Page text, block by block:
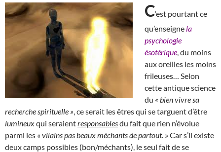
C‘est pourtant ce
qu’enseigne la
psychologie
ésotérique , du moins
aux oreilles les moins
frileuses… Selon
cette antique science
du « bien vivre sa
recherche spirituelle » , ce serait les êtres qui se targuent d’être
lumineuxqui seraientresponsablesdu fait que rien n’évolue
parmi les « vilains pas beaux méchants de partout. » Car s’il existe
deux camps possibles (bon/méchants), le seul fait de se